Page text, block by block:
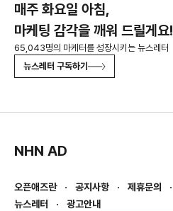
매주 화요일 아침,
마케팅 감각을 깨워 드릴게요!
65,043명의 마케터를 성장시키는 뉴스레터
뉴스레터 구독하기
NHN AD
오픈애즈란 공지사항 제휴문의
뉴스레터
광고안내